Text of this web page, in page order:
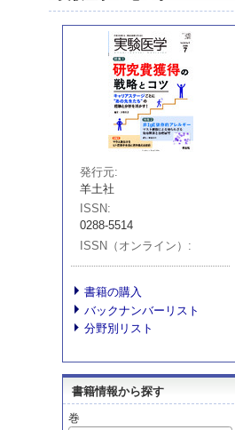
発行元
羊土社
ISSN
0288-5514
ISSN（オンライン）
書籍の購入
バックナンバーリスト
分野別リスト
書籍情報から探す
巻